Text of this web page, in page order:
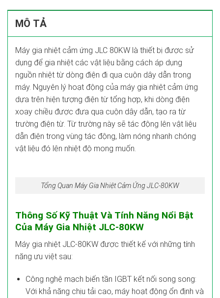
MÔ TẢ
Máy gia nhiệt cảm ứng JLC 80KW là thiết bị được sử
dụng để gia nhiệt các vật liệu bằng cách áp dụng
nguồn nhiệt từ dòng điện đi qua cuộn dây dẫn trong
máy. Nguyên lý hoạt động của máy gia nhiệt cảm ứng
dựa trên hiện tượng điện từ tổng hợp, khi dòng điện
xoay chiều được đưa qua cuộn dây dẫn, tạo ra từ
trường điện từ. Từ trường này sẽ tác động lên vật liệu
dẫn điện trong vùng tác động, làm nóng nhanh chóng
vật liệu đó lên nhiệt độ mong muốn.
Tổng Quan Máy Gia Nhiệt Cảm Ứng JLC-80KW
Thông Số Kỹ Thuật Và Tính Năng Nổi Bật
Của Máy Gia Nhiệt JLC-80KW
Máy gia nhiệt JLC-80KW được thiết kế với những tính
năng ưu việt sau:
Công nghệ mạch biến tần IGBT kết nối song song:
Với khả năng chịu tải cao, máy hoạt động ổn định và